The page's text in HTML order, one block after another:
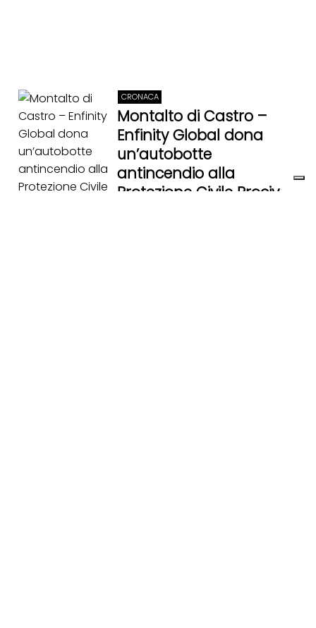
CRONACA
Montalto di Castro –
Enfinity Global dona
un’autobotte
antincendio alla
Protezione Civile Prociv